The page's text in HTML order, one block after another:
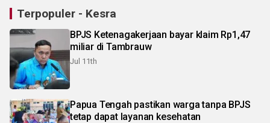
Terpopuler - Kesra
BPJS Ketenagakerjaan bayar klaim Rp1,47
miliar di Tambrauw
Jul 11th
Papua Tengah pastikan warga tanpa BPJS
tetap dapat layanan kesehatan